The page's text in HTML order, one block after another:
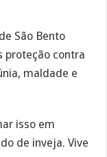
São Bento
proteção contra
maldade e
isso em
de inveja. Vive